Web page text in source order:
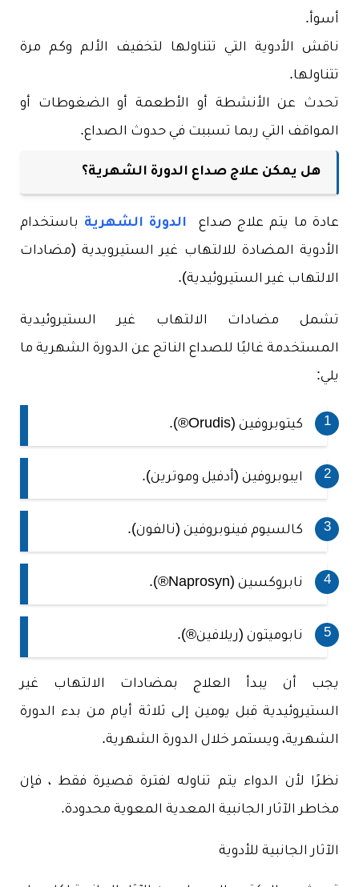
أسوأ.
ناقش الأدوية التي تتناولها لتخفيف الألم وكم مرة
تتناولها.
تحدث عن الأنشطة أو الأطعمة أو الضغوطات أو
المواقف التي ربما تسببت في حدوث الصداع.
هل يمكن علاج صداع الدورة الشهرية؟
عادة ما يتم علاج صداع الدورة الشهرية باستخدام
الأدوية المضادة للالتهاب غير الستيرويدية (مضادات
الالتهاب غير الستيروئيدية).
تشمل مضادات الالتهاب غير الستيروئيدية
المستخدمة غالبًا للصداع الناتج عن الدورة الشهرية ما
يلي:
كيتوبروفين (Orudis®).
ايبوبروفين (أدفيل وموترين).
كالسيوم فينوبروفين (نالفون).
نابروكسين (Naprosyn®).
نابوميتون (ريلافين®).
يجب أن يبدأ العلاج بمضادات الالتهاب غير
الستيروئيدية قبل يومين إلى ثلاثة أيام من بدء الدورة
الشهرية، ويستمر خلال الدورة الشهرية.
نظرًا لأن الدواء يتم تناوله لفترة قصيرة فقط ، فإن
مخاطر الآثار الجانبية المعدية المعوية محدودة.
الآثار الجانبية للأدوية